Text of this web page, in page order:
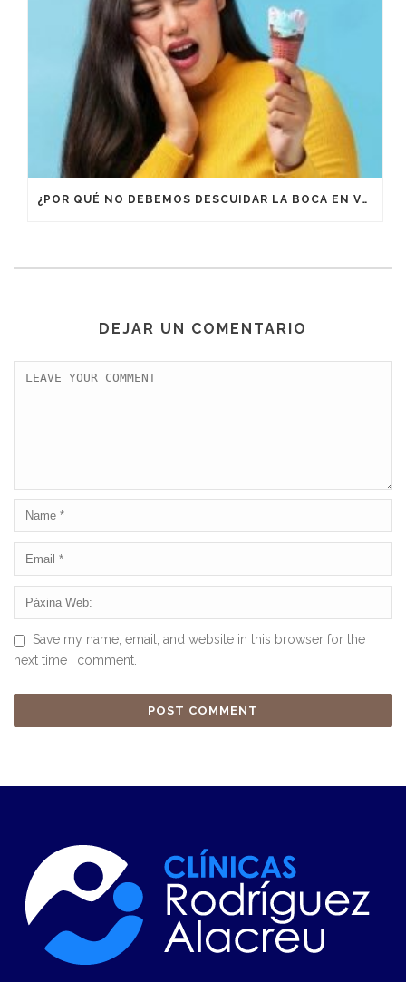
¿POR QUÉ NO DEBEMOS DESCUIDAR LA BOCA EN VACACIONES?
DEJAR UN COMENTARIO
Save my name, email, and website in this browser for the
next time I comment.